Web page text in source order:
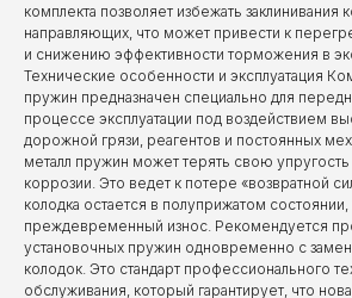
комплекта позволяет избежать заклинивания
направляющих, что может привести к
и снижению эффективности торможения в
Технические особенности и эксплуатация
пружин предназначен специально для
процессе эксплуатации под воздействием
дорожной грязи, реагентов и постоянных
металл пружин может терять свою упругость
коррозии. Это ведет к потере «возвратной
колодка остается в полуприжатом
преждевременный износ. Рекомендуется
установочных пружин одновременно с
колодок. Это стандарт профессионального
обслуживания, который гарантирует, что